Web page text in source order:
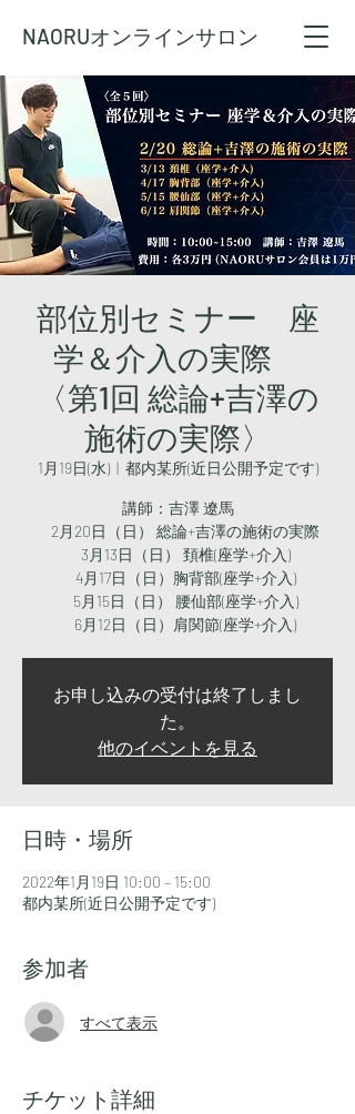
NAORUオンラインサロン
部位別セミナー 座
学＆介入の実際
〈第1回 総論+吉澤の
施術の実際〉
1月19日(水)
  |
都内某所(近日公開予定です)
講師：吉澤 遼馬
2月20日（日） 総論+吉澤の施術の実際
3月13日（日） 頚椎(座学+介入)
4月17日（日）胸背部(座学+介入)
5月15日（日） 腰仙部(座学+介入)
6月12日（日）肩関節(座学+介入)
お申し込みの受付は終了しまし
た。
他のイベントを見る
日時・場所
2022年1月19日 10:00 – 15:00
都内某所(近日公開予定です)
参加者
すべて表示
チケット詳細